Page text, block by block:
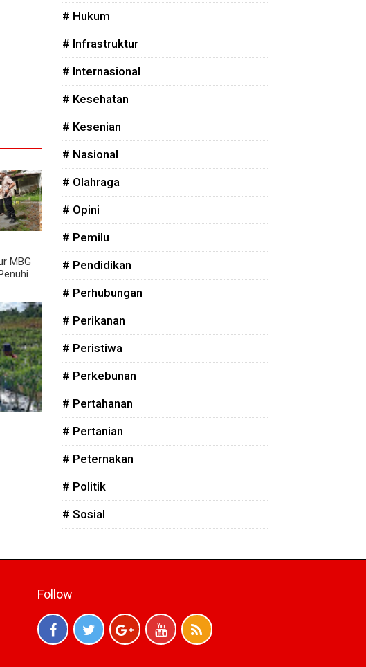
MBG
# Hukum
# Infrastruktur
# Internasional
# Kesehatan
# Kesenian
# Nasional
# Olahraga
# Opini
# Pemilu
# Pendidikan
# Perhubungan
# Perikanan
# Peristiwa
# Perkebunan
# Pertahanan
# Pertanian
# Peternakan
# Politik
# Sosial
Follow